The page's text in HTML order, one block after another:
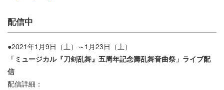
配信中
●2021年1月9日（土）～1月23日（土）
「ミュージカル『刀剣乱舞』五周年記念壽乱舞音曲祭」ライブ配
信
配信詳細：